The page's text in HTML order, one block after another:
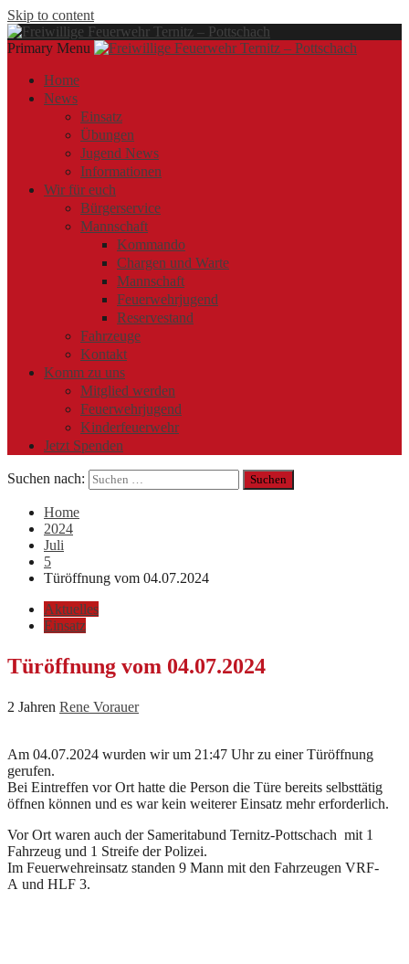
Skip to content
Primary Menu
Freiwillige Feuerwehr Ternitz – Pottschach
Home
News
Einsatz
Übungen
Jugend News
Informationen
Wir für euch
Bürgerservice
Mannschaft
Kommando
Chargen und Warte
Mannschaft
Feuerwehrjugend
Reservestand
Fahrzeuge
Kontakt
Komm zu uns
Mitglied werden
Feuerwehrjugend
Kinderfeuerwehr
Jetzt Spenden
Suchen nach:
Home
2024
Juli
5
Türöffnung vom 04.07.2024
Aktuelles
Einsatz
Türöffnung vom 04.07.2024
2 Jahren Rene Vorauer
Am 04.07.2024 wurden wir um 21:47 Uhr zu einer Türöffnung
gerufen.
Bei Eintreffen vor Ort hatte die Person die Türe bereits selbsttätig
öffnen können und es war kein weiterer Einsatz mehr erforderlich.
Vor Ort waren auch der Sameritabund Ternitz-Pottschach mit 1
Fahrzeug und 1 Streife der Polizei.
Im Feuerwehreinsatz standen 9 Mann mit den Fahrzeugen VRF-
A und HLF 3.